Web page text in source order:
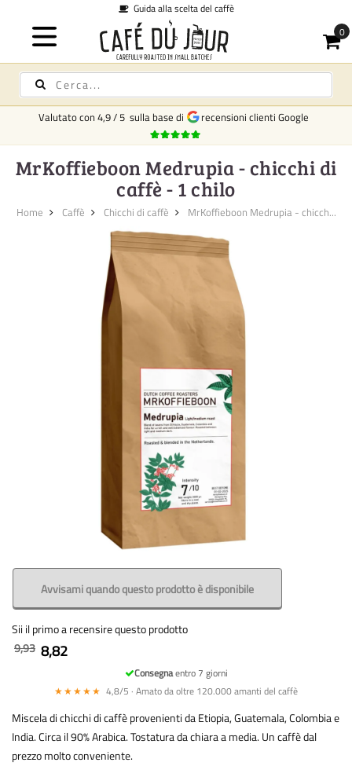
Guida alla scelta del caffè
Valutato con4,9/5 sulla base di recensioni clienti Google
MrKoffieboon Medrupia - chicchi di
caffè - 1 chilo
Home Caffè Chicchi di caffè MrKoffieboon Medrupia - chicch...
Avvisami quando questo prodotto è disponibile
Sii il primo a recensire questo prodotto
9,93 8,82
Consegnaentro 7 giorni
★★★★★ 4,8/5 · Amato da oltre 120.000 amanti del caffè
Miscela di chicchi di caffè provenienti da Etiopia, Guatemala, Colombia e
India. Circa il 90% Arabica. Tostatura da chiara a media. Un caffè dal
prezzo molto conveniente.